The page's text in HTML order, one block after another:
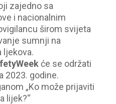
zajedno sa
i nacionalnim
širom svijeta
sumnji na
ljekova.
će se održati
2023. godine.
„Ko može prijaviti
lijek?“